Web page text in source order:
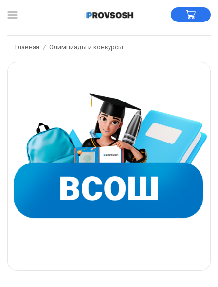
Главная / Олимпиады и конкурсы